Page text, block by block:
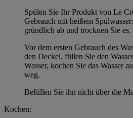
Spülen Sie Ihr Produkt von Le
Gebrauch mit heißem
gründlich ab und trocknen Sie es.
Vor dem ersten Gebrauch des
den Deckel, füllen Sie den
Wasser, kochen Sie das Wasser
weg.
Befüllen Sie ihn nicht über die
Kochen: